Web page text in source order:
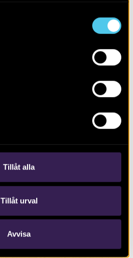
Tillåt alla
Tillåt urval
Avvisa